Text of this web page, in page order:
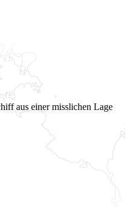
aus einer misslichen Lage